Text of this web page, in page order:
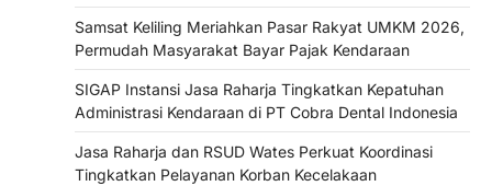
Samsat Keliling Meriahkan Pasar Rakyat UMKM 2026,
Permudah Masyarakat Bayar Pajak Kendaraan
SIGAP Instansi Jasa Raharja Tingkatkan Kepatuhan
Administrasi Kendaraan di PT Cobra Dental Indonesia
Jasa Raharja dan RSUD Wates Perkuat Koordinasi
Tingkatkan Pelayanan Korban Kecelakaan